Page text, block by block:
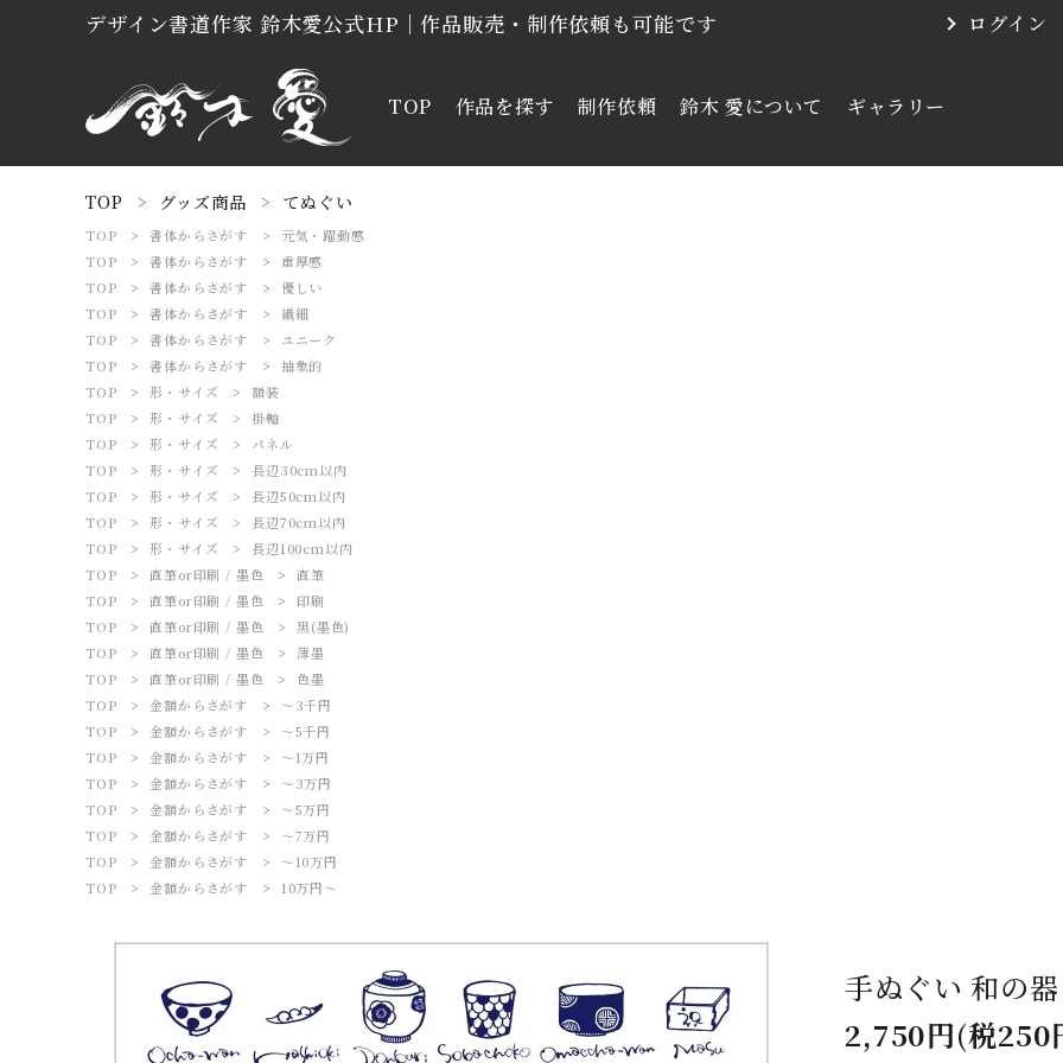
デザイン書道作家 鈴木愛公式HP｜作品販売・制作依頼も可能です ログイン
TOP 作品を探す 制作依頼 鈴木 愛について ギャラリー
ACCOUNT MENU
ようこそ 会員名 様
ログイン person 新規会員登録
アート作品
オーダーご制作依頼
名入れオーダー商品
その他商品
デザイン書道教室
コンテンツ
INFORMATION
TOP グッズ商品 てぬぐい
TOP 書体からさがす
元気・躍動感
TOP
書体からさがす
重厚感
TOP
書体からさがす
優しい
TOP
書体からさがす
繊細
TOP
書体からさがす
ユニーク
TOP
書体からさがす
抽象的
TOP
形・サイズ
額装
TOP
形・サイズ
掛軸
TOP
形・サイズ
パネル
TOP
形・サイズ
長辺30cm以内
TOP
形・サイズ
長辺50cm以内
TOP
形・サイズ
長辺70cm以内
TOP
形・サイズ
長辺100cm以内
TOP
直筆or印刷 / 墨色
直筆
TOP
直筆or印刷 / 墨色
印刷
TOP
直筆or印刷 / 墨色
黒(墨色)
TOP
直筆or印刷 / 墨色
薄墨
TOP
直筆or印刷 / 墨色
色墨
TOP
金額からさがす
～3千円
TOP
金額からさがす
～5千円
TOP
金額からさがす
～1万円
TOP
金額からさがす
～3万円
TOP
金額からさがす
～5万円
TOP
金額からさがす
～7万円
TOP
金額からさがす
～10万円
TOP
金額からさがす 10万円～
手ぬぐい 和の器
2,750円(税250